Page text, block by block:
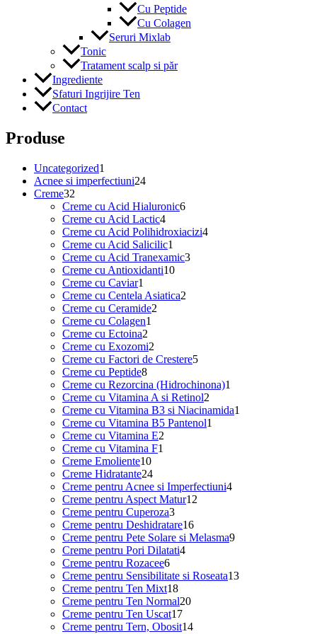
Cu Peptide
Cu Colagen
Seruri Mixlab
Tonic
Tratament scalp si păr
Ingrediente
Sfaturi Ingrijire Ten
Contact
Produse
Uncategorized1
produs
Acnee si imperfectiuni2424
produse
Creme32
de
produse
Creme cu Acid Hialuronic66
Creme cu Acid Lactic44
produse
Creme cu Acid Polihidroxiacizi44
Creme cu Acid Salicilic1
produs
Creme cu Acid Tranexamic33
Creme cu Antioxidanti1010
Creme cu Caviar1
produs
Creme cu Centela Asiatica2
Creme cu Ceramide2
Creme cu Colagen1
Creme cu Ectoina2
produse
Creme cu Exozomi2
produse
Creme cu Factori de Crestere55
Creme cu Peptide88
produse
Creme cu Rezorcina (Hidrochinona)1
Creme cu Vitamina A si Retinol2
produse
Creme cu Vitamina B3 si Niacinamida1
Creme cu Vitamina B5 Pantenol1
Creme cu Vitamina E2
Creme cu Vitamina F1
Creme Emoliente1010
produse
Creme Hidratante2424
de
produse
Creme pentru Acnee si Imperfectiuni44
Creme pentru Aspect Matur12
Creme pentru Cuperoza33
produse
Creme pentru Deshidratare1616
produse
Creme pentru Pete Solare si Melasma99
Creme pentru Pori Dilatati44
Creme pentru Rozacee66
produse
Creme pentru Sensibilitate si Roseata1313
Creme pentru Ten Mixt1818
produse
Creme pentru Ten Normal2020
produse
Creme pentru Ten Uscat1717
produse
Creme pentru Tern, Obosit1414